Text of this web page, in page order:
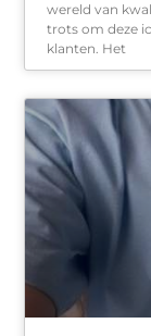
wereld van
trots om deze
klanten. Het